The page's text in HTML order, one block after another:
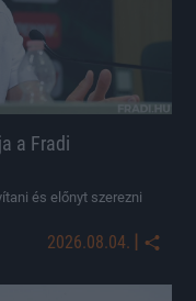
a Fradi
és előnyt szerezni
2026.08.04. |